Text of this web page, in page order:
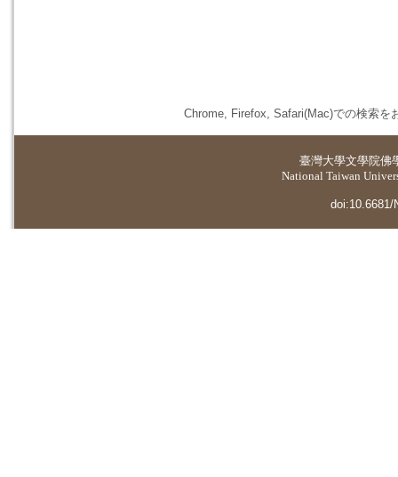
Chrome, Firefox, Safari(Mac)での検索を
臺灣大學文學院佛
National Taiwan
doi:10.6681/